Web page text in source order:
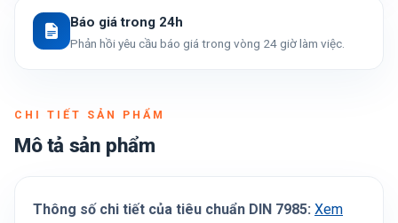
Báo giá trong 24h
Phản hồi yêu cầu báo giá trong vòng 24 giờ làm việc.
CHI TIẾT SẢN PHẨM
Mô tả sản phẩm
Thông số chi tiết của tiêu chuẩn DIN 7985: Xem